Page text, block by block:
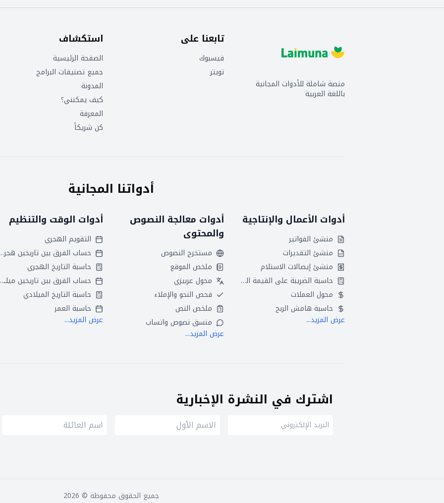
منصة شاملة للأدوات المجانية
باللغة العربية
تابعنا على
فيسبوك
تويتر
استكشاف
الصفحة الرئيسية
جميع تصنيفات البرامج
المدونة
كيف يمكنني؟
المعرفة
كن شريكاً
أدواتنا المجانية
أدوات الأعمال والإنتاجية
منشئ الفواتير
منشئ التقديرات
منشئ إيصالات الاستلام
حاسبة الضريبة على القيمة المضافة
محول العملات
حاسبة هامش الربح
عرض المزيد...
أدوات معالجة النصوص
والمحتوى
مستخرج النصوص
ملخص الموقع
محول عربيزي
فحص النحو والإملاء
ملخص النص
منسق نصوص واتساب
عرض المزيد...
أدوات الوقت والتنظيم
التقويم الهجري
حساب الفرق
حاسبة التاريخ الهجري
حساب الفرق بين تاريخين ميلاديين
حاسبة التاريخ الميلادي
حاسبة العمر
عرض المزيد...
اشترك في النشرة الإخبارية
جميع الحقوق محفوظة © 2026